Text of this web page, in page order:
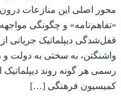
محور اصلی این منازعات
«تفاهم‌نامه» و چگونگی
قفل‌شدگی دیپلماتیک جریانی
واشنگتن، به سختی به دولت و
رسمی هر گونه روند
کمیسیون فرهنگی […]